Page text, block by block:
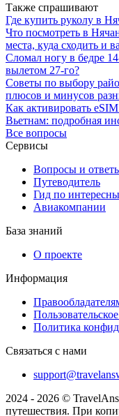
Также спрашивают
Где купить руколу в
Что посмотреть в
места, куда сходить и
Сломал ногу в бедре
вылетом 27-го?
Советы по выбору
плюсов и минусов
Как активировать
Вьетнам: подробная
Все вопросы
Сервисы
Вопросы и
Путеводитель
Гид по
Авиакомпании
База знаний
О проекте
Информация
Политика
Связаться с нами
2024 - 2026 ©
путешествия. При